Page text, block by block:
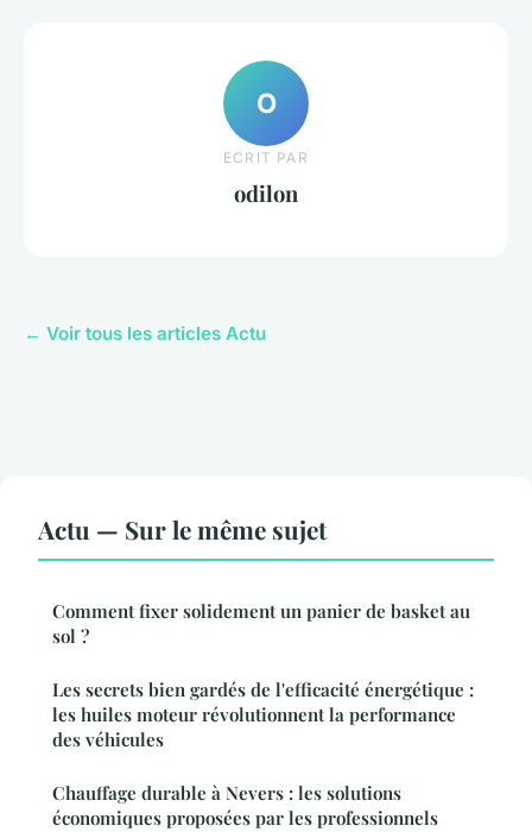
O
ECRIT PAR
odilon
← Voir tous les articles Actu
Actu — Sur le même sujet
Comment fixer solidement un panier de basket au
sol ?
Les secrets bien gardés de l'efficacité énergétique :
les huiles moteur révolutionnent la performance
des véhicules
Chauffage durable à Nevers : les solutions
économiques proposées par les professionnels